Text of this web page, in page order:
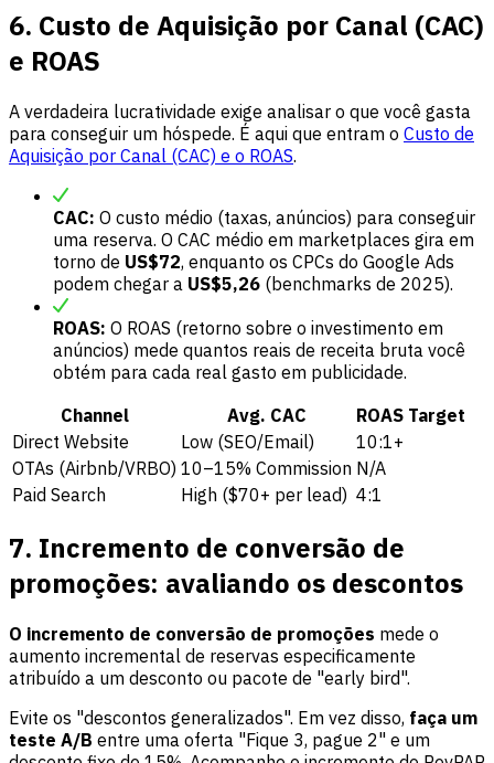
6. Custo de Aquisição por Canal (CAC)
e ROAS
A verdadeira lucratividade exige analisar o que você gasta
para conseguir um hóspede. É aqui que entram o Custo de
Aquisição por Canal (CAC) e o ROAS.
CAC: O custo médio (taxas, anúncios) para conseguir
uma reserva. O CAC médio em marketplaces gira em
torno de US$72, enquanto os CPCs do Google Ads
podem chegar a US$5,26 (benchmarks de 2025).
ROAS: O ROAS (retorno sobre o investimento em
anúncios) mede quantos reais de receita bruta você
obtém para cada real gasto em publicidade.
Channel
Avg. CAC
ROAS Target
Direct Website
Low (SEO/Email)
10:1+
OTAs (Airbnb/VRBO) 10–15% Commission N/A
Paid Search
High ($70+ per lead) 4:1
7. Incremento de conversão de
promoções: avaliando os descontos
O incremento de conversão de promoções mede o
aumento incremental de reservas especificamente
atribuído a um desconto ou pacote de "early bird".
Evite os "descontos generalizados". Em vez disso, faça um
teste A/B entre uma oferta "Fique 3, pague 2" e um